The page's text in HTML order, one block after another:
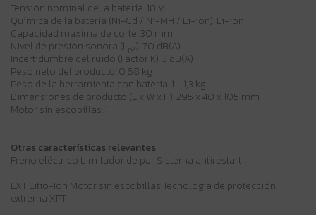
Tensión nominal de la batería: 18 V
Química de la batería (Ni-Cd / Ni-MH / Li-ion): Li-ion
Capacidad máxima de corte: 30 mm
Nivel de presión sonora (LpA ): 70 dB(A)
Incertidumbre del ruido (Factor K): 3 dB(A)
Peso neto del producto: 0,68 kg
Peso de la herramienta con batería: 1 - 1,3 kg
Dimensiones de producto (L x W x H): 295 x 40 x 105 mm
Motor sin escobillas: 1
Otras características relevantes
Freno eléctrico Limitador de par Sistema antirestart
LXT Litio-Ion Motor sin escobillas Tecnología de protección
extrema XPT